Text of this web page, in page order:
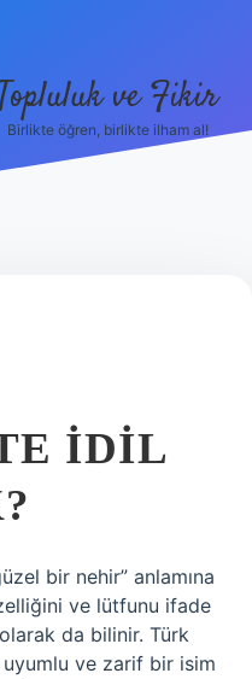
ve Fikir
Birlikte öğren, birlikte ilham al!
İDIL
bir nehir” anlamına
ve lütfunu ifade
da bilinir. Türk
ve zarif bir isim